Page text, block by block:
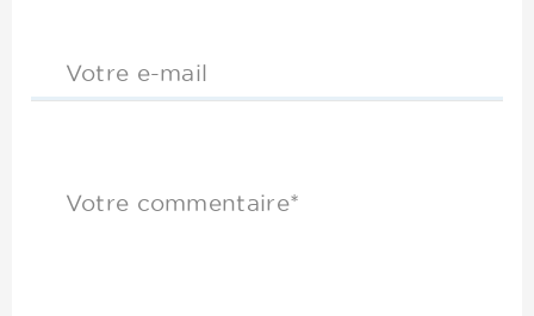
Votre e-mail
Votre commentaire*